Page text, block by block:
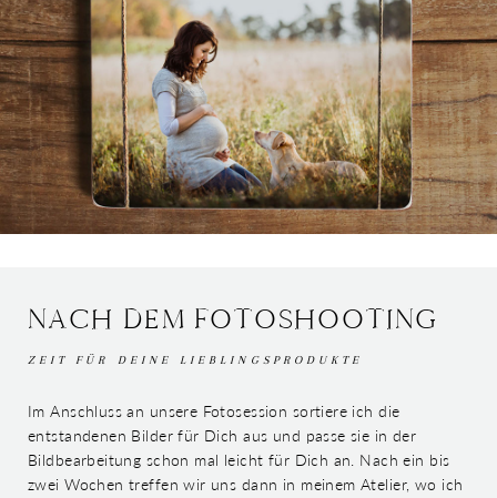
NACH DEM FOTOSHOOTING
ZEIT FÜR DEINE LIEBLINGSPRODUKTE
Im Anschluss an unsere Fotosession sortiere ich die
entstandenen Bilder für Dich aus und passe sie in der
Bildbearbeitung schon mal leicht für Dich an. Nach ein bis
zwei Wochen treffen wir uns dann in meinem Atelier, wo ich